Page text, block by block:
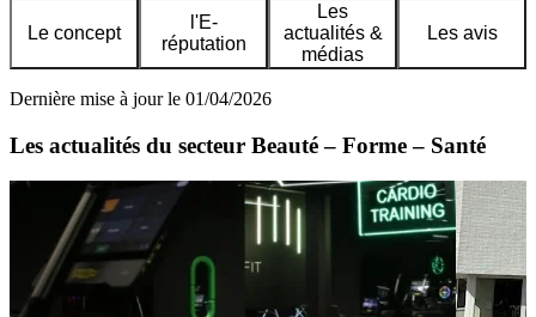
Le concept
l'E-
réputation
Les
actualités &
médias
Les avis
Dernière mise à jour le 01/04/2026
Les actualités du secteur Beauté – Forme – Santé